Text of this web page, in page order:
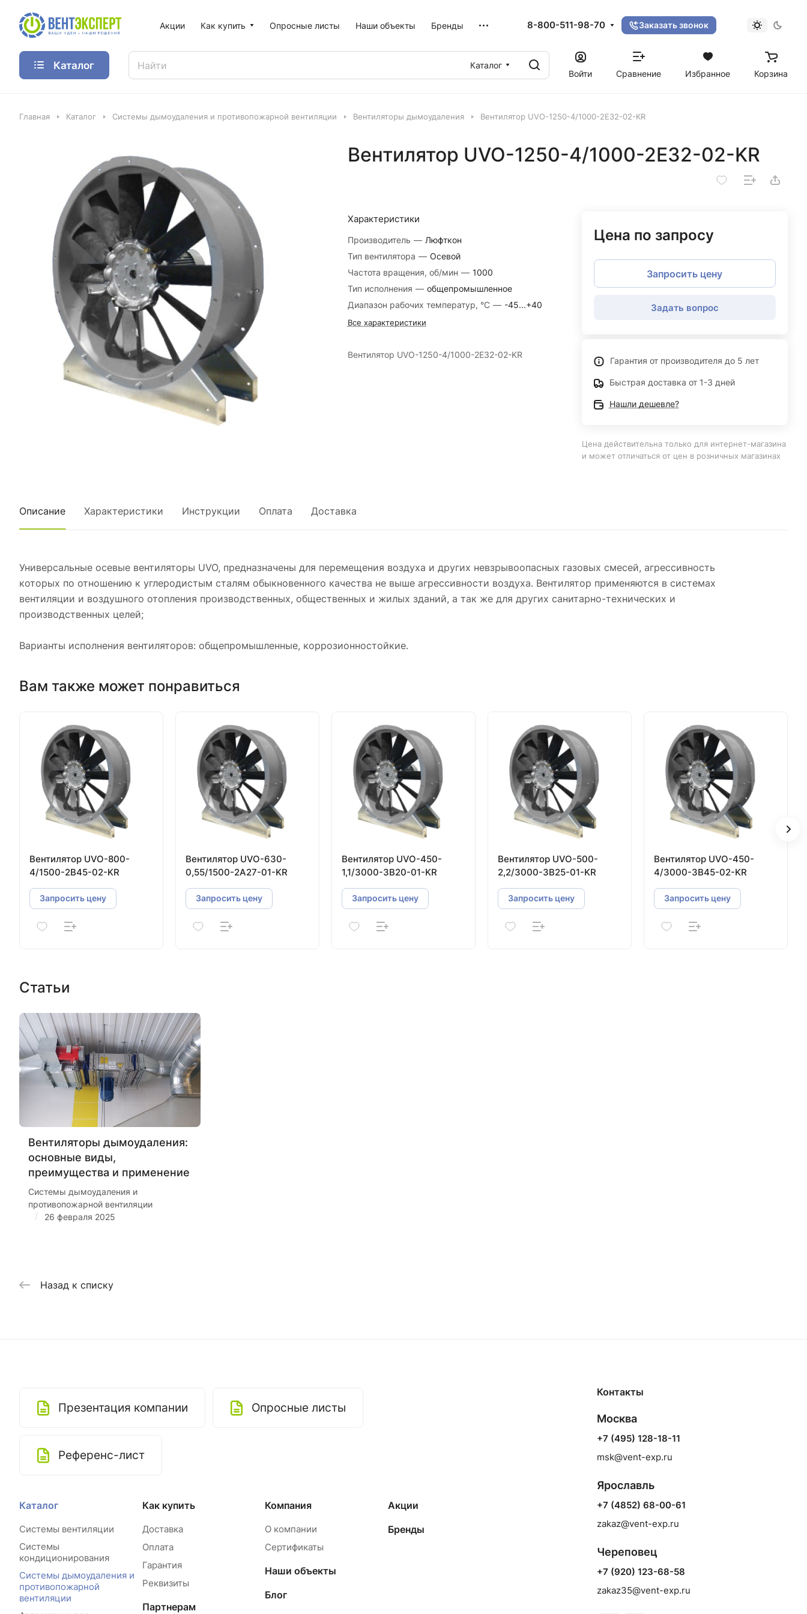
Акции Как купить Опросные листы Наши объекты Бренды 8-800-511-98-70 Заказать звонок
Каталог
Каталог
Войти
Сравнение Избранное Корзина
Главная Каталог Системы дымоудаления и противопожарной вентиляции Вентиляторы дымоудаления Вентилятор UVO-1250-4/1000-2Е32-02-KR
Вентилятор UVO-1250-4/1000-2Е32-02-KR
Характеристики
Производитель — Люфткон
Тип вентилятора — Осевой
Частота вращения, об/мин — 1000
Тип исполнения — общепромышленное
Диапазон рабочих температур, °С — -45...+40
Все характеристики
Вентилятор UVO-1250-4/1000-2Е32-02-KR
Цена по запросу
Запросить цену
Задать вопрос
Гарантия от производителя до 5 лет
Быстрая доставка от 1-3 дней
Нашли дешевле?
Цена действительна только для интернет-магазина
и может отличаться от цен в розничных магазинах
Описание Характеристики Инструкции Оплата Доставка
Универсальные осевые вентиляторы UVO, предназначены для перемещения воздуха и других невзрывоопасных газовых смесей, агрессивность
которых по отношению к углеродистым сталям обыкновенного качества не выше агрессивности воздуха. Вентилятор применяются в системах
вентиляции и воздушного отопления производственных, общественных и жилых зданий, а так же для других санитарно-технических и
производственных целей;
Варианты исполнения вентиляторов: общепромышленные, коррозионностойкие.
Вам также может понравиться
Вентилятор UVO-800-
4/1500-2В45-02-KR
Запросить цену
Вентилятор UVO-630-
0,55/1500-2А27-01-KR
Запросить цену
Вентилятор UVO-450-
1,1/3000-3В20-01-KR
Запросить цену
Вентилятор UVO-500-
2,2/3000-3В25-01-KR
Запросить цену
Вентилятор UVO-450-
4/3000-3В45-02-KR
Запросить цену
Статьи
Вентиляторы дымоудаления:
основные виды,
преимущества и применение
Системы дымоудаления и
противопожарной вентиляции
/ 26 февраля 2025
Назад к списку
Презентация компании Опросные листы
Референс-лист
Каталог
Системы вентиляции
Системы
кондиционирования
Системы дымоудаления и
противопожарной
вентиляции
Как купить
Доставка
Оплата
Гарантия
Реквизиты
Партнерам
Компания
О компании
Сертификаты
Наши объекты
Блог
Акции
Бренды
Контакты
Москва
+7 (495) 128-18-11
msk@vent-exp.ru
Ярославль
+7 (4852) 68-00-61
zakaz@vent-exp.ru
Череповец
+7 (920) 123-68-58
zakaz35@vent-exp.ru